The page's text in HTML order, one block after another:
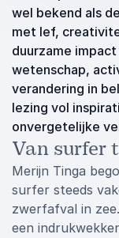
wel bekend als
met lef,
duurzame
wetenschap,
verandering in
lezing vol
onvergetelijke
Van surfer
Merijn Tinga
surfer steeds
zwerfafval in
een